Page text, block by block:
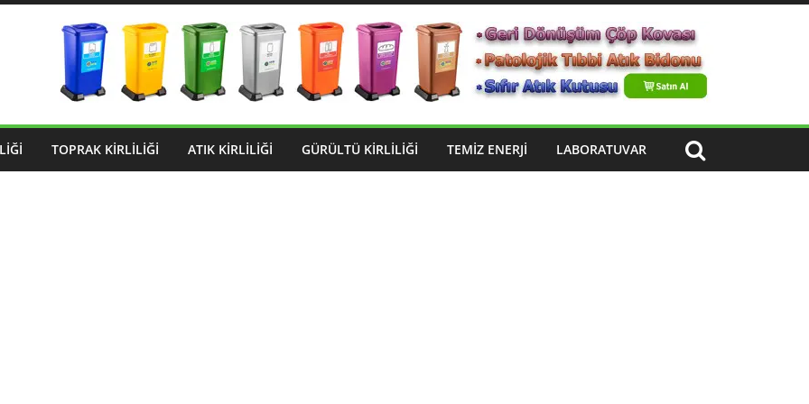
TOPRAK KIRLILIĞI ATIK KIRLILIĞI GÜRÜLTÜ KIRLILIĞI TEMIZ ENERJI LABORATUVAR